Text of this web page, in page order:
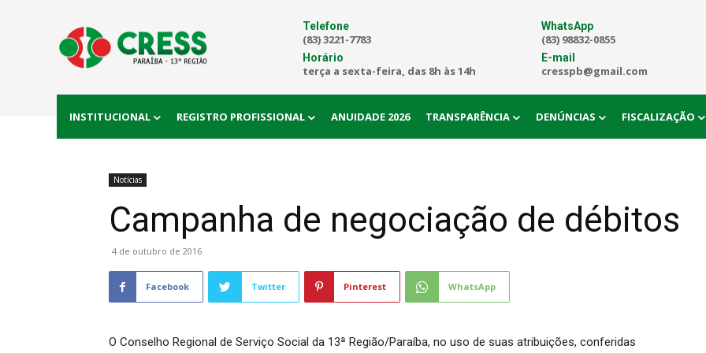
Telefone
(83) 3221-7783
Horário
terça a sexta-feira, das 8h às 14h
WhatsApp
(83) 98832-0855
E-mail
cresspb@gmail.com
INSTITUCIONAL REGISTRO PROFISSIONAL ANUIDADE 2026 TRANSPARÊNCIA DENÚNCIAS FISCALIZAÇÃO
Notícias
Campanha de negociação de débitos
4 de outubro de 2016
Facebook Twitter Pinterest WhatsApp
O Conselho Regional de Serviço Social da 13ª Região/Paraíba, no uso de suas atribuições, conferidas